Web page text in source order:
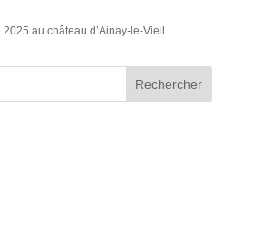
2025 au château d’Ainay-le-Vieil